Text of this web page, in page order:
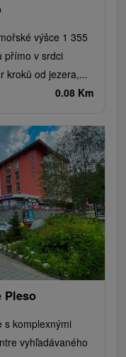
výšce 1 355
přímo v srdci
kroků od jezera,...
0.08 Km
Pleso
s komplexnými
vyhľadávaného